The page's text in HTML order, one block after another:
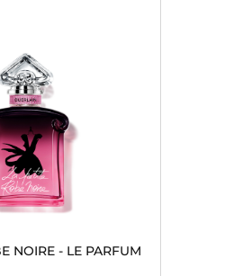
NOIRE - LE PARFUM